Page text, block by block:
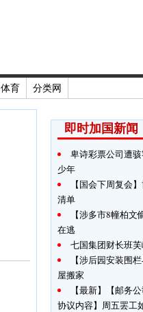
体育 分类网
即时加国新闻
卑诗彩票公司遭
少年
【国会下周复会
清单
【涉多市8幢柏
在逃
七国集团财长班
【涉后园安装围
屋搬家
【最新】【邮务
协议内容】周五罢工